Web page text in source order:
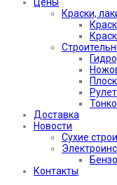
Краски,
Доставка
Новости
Сухие
Контакты